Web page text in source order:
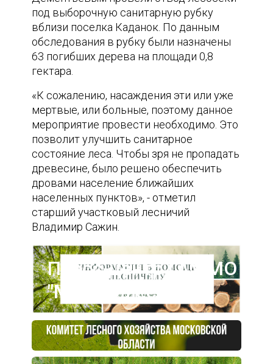
под выборочную санитарную рубку
вблизи поселка Каданок. По данным
обследования в рубку были назначены
63 погибших дерева на площади 0,8
гектара.
«К сожалению, насаждения эти или уже
мертвые, или больные, поэтому данное
мероприятие провести необходимо. Это
позволит улучшить санитарное
состояние леса. Чтобы зря не пропадать
древесине, было решено обеспечить
дровами население ближайших
населенных пунктов», - отметил
старший участковый лесничий
Владимир Сажин.
Пресс-центр ГАУ МО
"Мособллес"